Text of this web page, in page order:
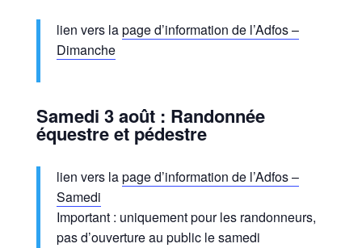
lien vers lapage d’information de l’Adfos –
Dimanche
Samedi 3 août : Randonnée
équestre et pédestre
lien vers lapage d’information de l’Adfos –
Samedi
Important : uniquement pour les randonneurs,
pas d’ouverture au public le samedi